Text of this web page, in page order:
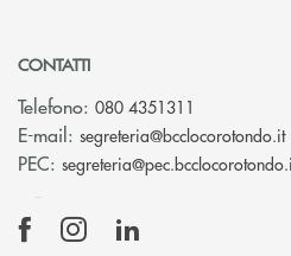
CONTATTI
Telefono: 080 4351311
E-mail: segreteria@bcclocorotondo.it
PEC: